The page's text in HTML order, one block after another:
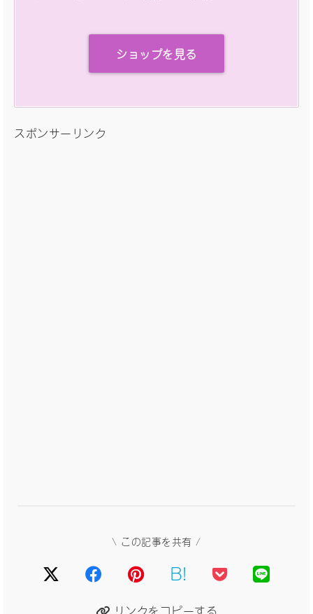
ショップを見る
スポンサーリンク
\ この記事を共有 /
B!
リンクをコピーする